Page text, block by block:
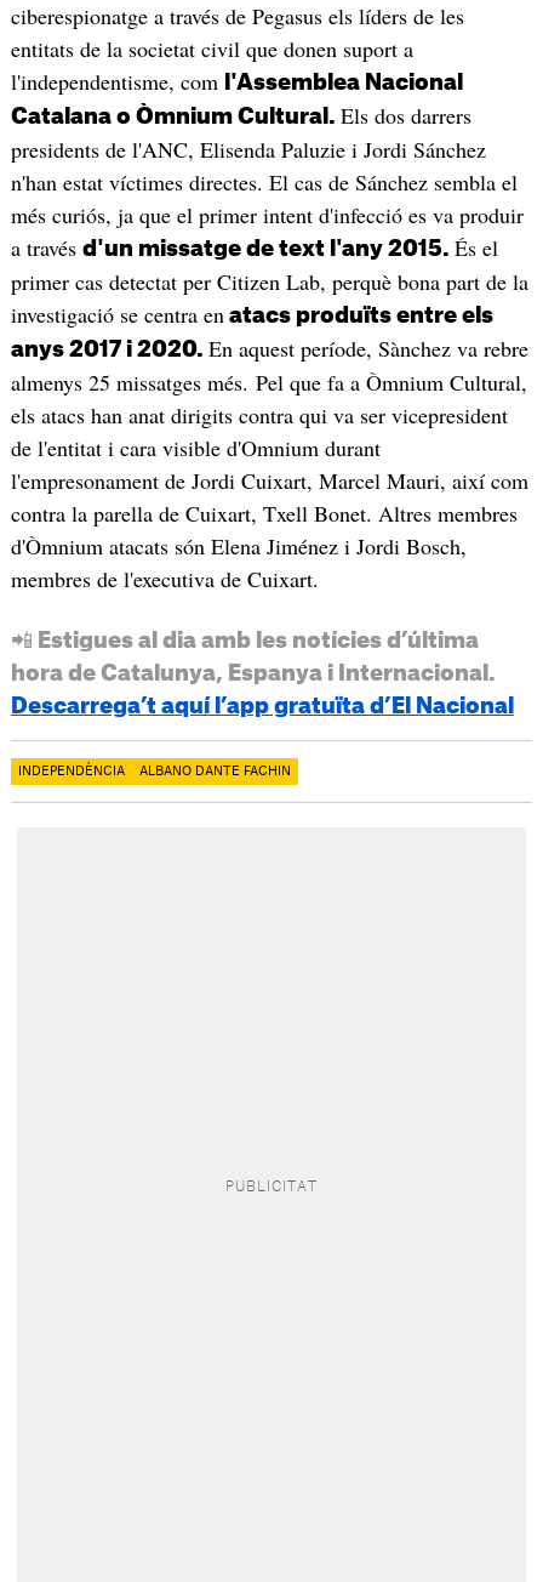
ciberespionatge a través de Pegasus els líders de les
entitats de la societat civil que donen suport a
l'independentisme, com
l'Assemblea Nacional
Catalana o Òmnium Cultural. Els dos darrers
presidents de l'ANC, Elisenda Paluzie i Jordi Sánchez
n'han estat víctimes directes. El cas de Sánchez sembla el
més curiós, ja que el primer intent d'infecció es va produir
a través d'un missatge de text l'any 2015. És el
primer cas detectat per Citizen Lab, perquè bona part de la
investigació se centra en atacs produïts entre els
anys 2017 i 2020. En aquest període, Sànchez va rebre
almenys 25 missatges més. Pel que fa a Òmnium Cultural,
els atacs han anat dirigits contra qui va ser vicepresident
de l'entitat i cara visible d'Omnium durant
l'empresonament de Jordi Cuixart, Marcel Mauri, així com
contra la parella de Cuixart, Txell Bonet. Altres membres
d'Òmnium atacats són Elena Jiménez i Jordi Bosch,
membres de l'executiva de Cuixart.
📲 Estigues al dia amb les notícies d’última
hora de Catalunya, Espanya i Internacional.
Descarrega’t aquí l’app gratuïta d’El Nacional
INDEPENDÈNCIA ALBANO DANTE FACHIN